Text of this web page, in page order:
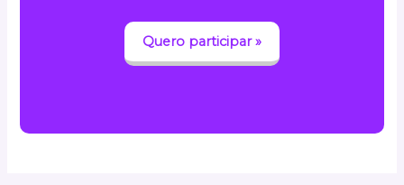
Quero participar »